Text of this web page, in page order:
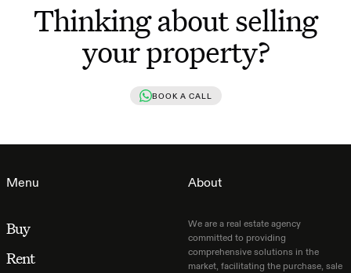
Thinking about selling
your property?
BOOK A CALL
Menu
Buy
Rent
About
We are a real estate agency
committed to providing
comprehensive solutions in the
market, facilitating the purchase, sale